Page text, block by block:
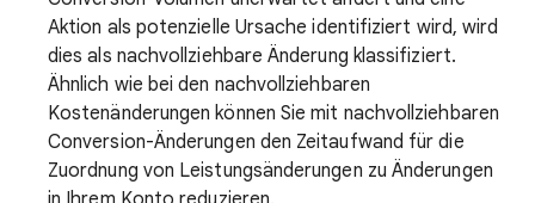
Aktion als potenzielle Ursache identifiziert wird, wird
dies als nachvollziehbare Änderung klassifiziert.
Ähnlich wie bei den nachvollziehbaren
Kostenänderungen können Sie mit nachvollziehbaren
Conversion-Änderungen den Zeitaufwand für die
Zuordnung von Leistungsänderungen zu Änderungen